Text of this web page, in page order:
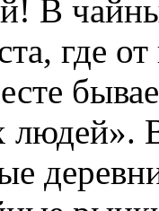
В
где
людей».